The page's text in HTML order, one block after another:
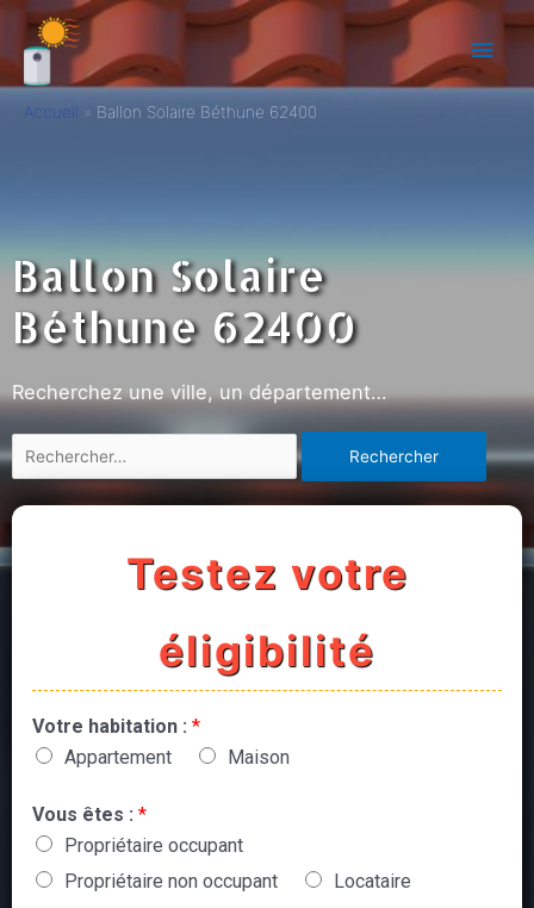
Accueil Ballon Solaire Béthune 62400
Ballon Solaire
Béthune 62400
Recherchez une ville, un département…
Testez votre
éligibilité
Votre habitation : *
Appartement
Maison
Vous êtes : *
Propriétaire occupant
Propriétaire non occupant
Locataire